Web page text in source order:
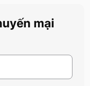
mại